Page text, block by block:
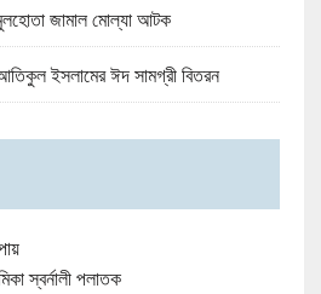
জামাল মোল্যা আটক
আতিকুল ইসলামের ঈদ সামগ্রী বিতরন
স্বর্নালী পলাতক